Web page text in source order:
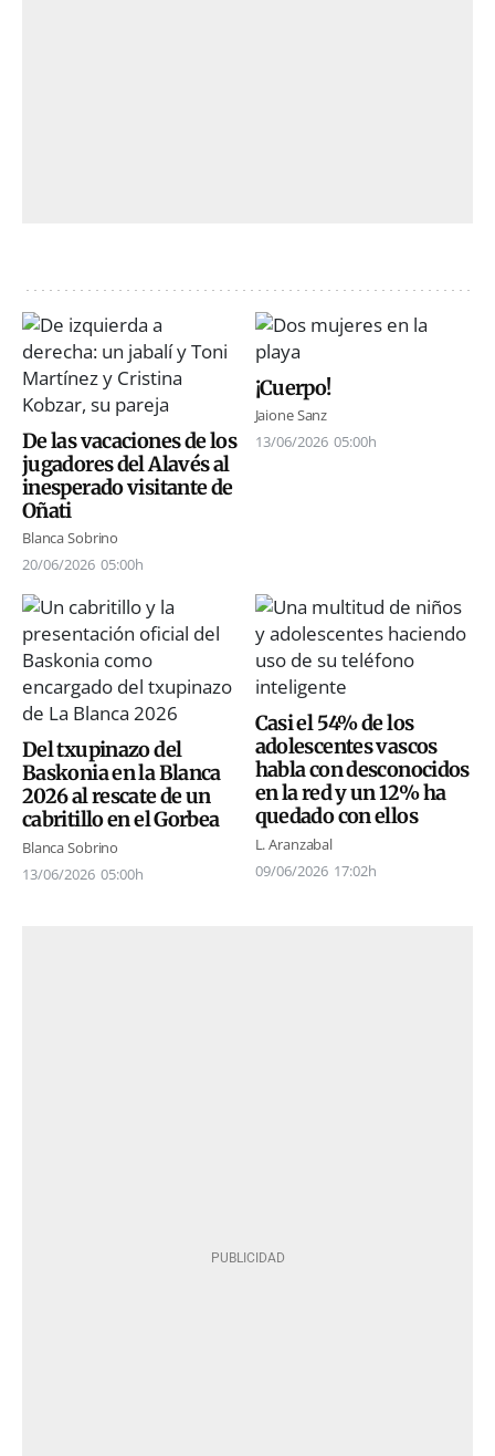
De las vacaciones de los
jugadores del Alavés al
inesperado visitante de
Oñati
Blanca Sobrino
20/06/2026 05:00h
¡Cuerpo!
Jaione Sanz
13/06/2026 05:00h
Del txupinazo del
Baskonia en la Blanca
2026 al rescate de un
cabritillo en el Gorbea
Blanca Sobrino
13/06/2026 05:00h
Casi el 54% de los
adolescentes vascos
habla con desconocidos
en la red y un 12% ha
quedado con ellos
L. Aranzabal
09/06/2026 17:02h